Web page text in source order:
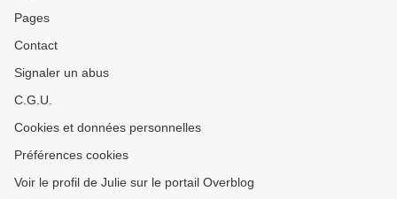
Pages
Contact
Signaler un abus
C.G.U.
Cookies et données personnelles
Préférences cookies
Voir le profil de Julie sur le portail Overblog